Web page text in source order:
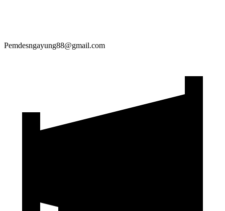
Pemdesngayung88@gmail.com